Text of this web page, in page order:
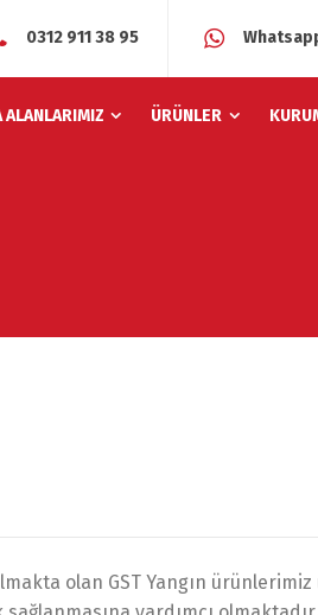
0312 911 38 95
ALANLARIMIZ ÜRÜNLER
olan GST Yangın